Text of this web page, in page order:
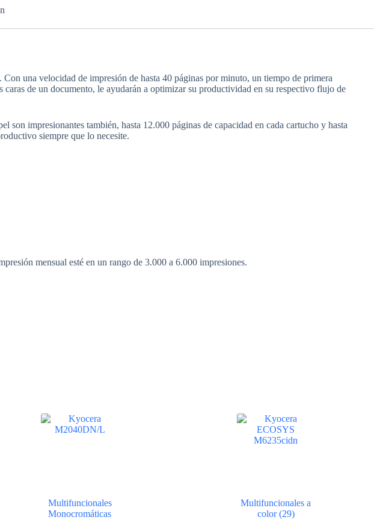
una velocidad de impresión de hasta 40 páginas por minuto, un tiempo de primera
de un documento, le ayudarán a optimizar su productividad en su respectivo flujo de
impresionantes también, hasta 12.000 páginas de capacidad en cada cartucho y hasta
siempre que lo necesite.
mensual esté en un rango de 3.000 a 6.000 impresiones.
Multifuncionales
Monocromáticas
Multifuncionales a
color(29)